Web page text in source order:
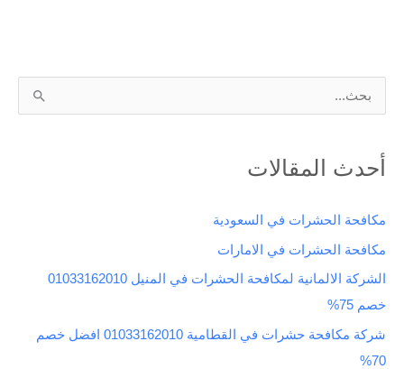
ب
ح
ن
:
أحدث المقالات
مكافحة الحشرات في السعودية
مكافحة الحشرات في الامارات
الشركة الالمانية لمكافحة الحشرات في المنيل 01033162010
خصم 75%
شركة مكافحة حشرات في القطامية 01033162010 افضل خصم
70%